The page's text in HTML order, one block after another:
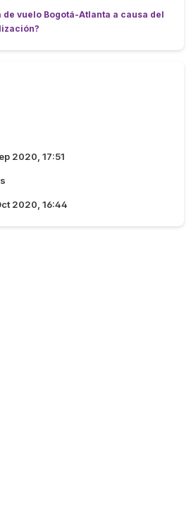
vuelo Bogotá-Atlanta a causa del
2020, 17:51
2020, 16:44